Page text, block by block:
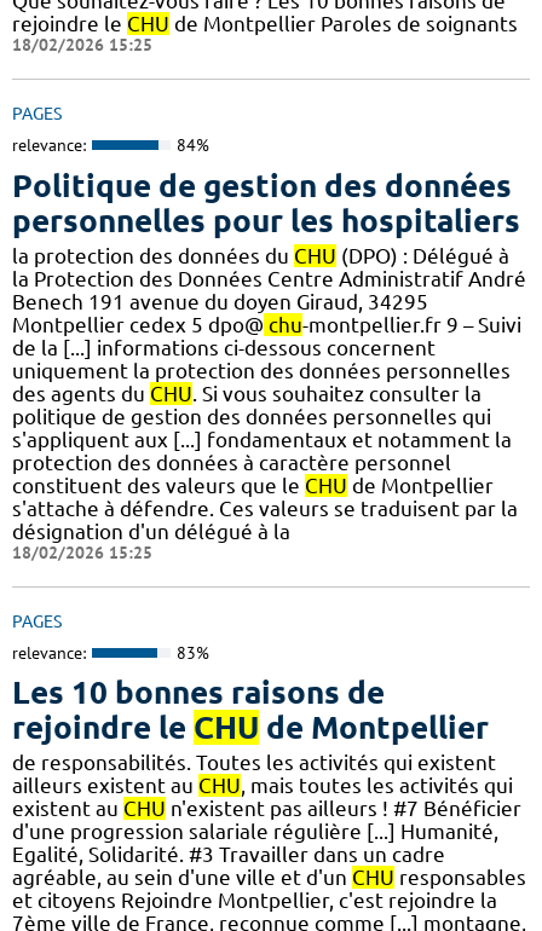
rejoindre le CHU de Montpellier Paroles de soignants
18/02/2026 15:25
PAGES
relevance: 84%
Politique de gestion des données
personnelles pour les hospitaliers
la protection des données du CHU (DPO) : Délégué à
la Protection des Données Centre Administratif André
Benech 191 avenue du doyen Giraud, 34295
Montpellier cedex 5 dpo@ chu-montpellier.fr 9 – Suivi
de la [...] informations ci-dessous concernent
uniquement la protection des données personnelles
des agents du CHU . Si vous souhaitez consulter la
politique de gestion des données personnelles qui
s'appliquent aux [...] fondamentaux et notamment la
protection des données à caractère personnel
constituent des valeurs que le CHU de Montpellier
s'attache à défendre. Ces valeurs se traduisent par la
désignation d'un délégué à la
18/02/2026 15:25
PAGES
relevance: 83%
Les 10 bonnes raisons de
rejoindre le CHU de Montpellier
de responsabilités. Toutes les activités qui existent
ailleurs existent au CHU, mais toutes les activités qui
existent au CHU n'existent pas ailleurs ! #7 Bénéficier
d'une progression salariale régulière [...] Humanité,
Egalité, Solidarité. #3 Travailler dans un cadre
agréable, au sein d'une ville et d'un CHU responsables
et citoyens Rejoindre Montpellier, c'est rejoindre la
7ème ville de France, reconnue comme [...] montagne,